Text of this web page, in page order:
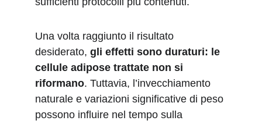
Una volta raggiunto il risultato
desiderato, gli effetti sono duraturi: le
cellule adipose trattate non si
riformano. Tuttavia, l’invecchiamento
naturale e variazioni significative di peso
possono influire nel tempo sulla